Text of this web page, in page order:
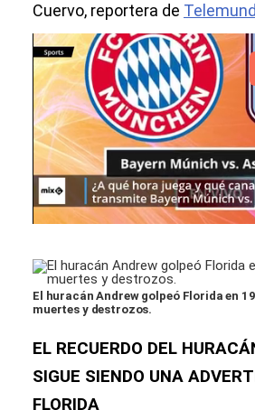
Cuervo, reportera de
El huracán Andrew golpeó Florida en
muertes y destrozos.
EL RECUERDO DEL
SIGUE SIENDO UNA
FLORIDA